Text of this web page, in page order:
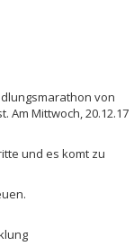
von
Am Mittwoch, 20.12.17
und es komt zu